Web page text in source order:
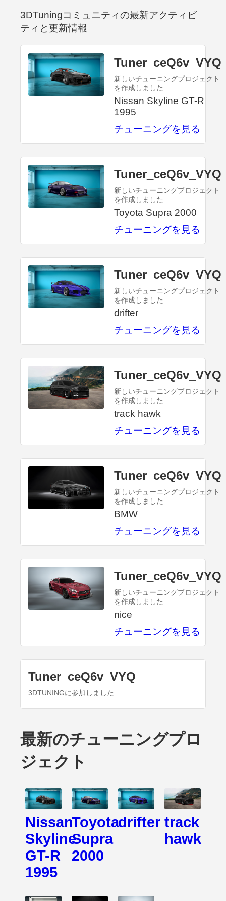
3DTuningコミュニティの最新アクティビ
ティと更新情報
Tuner_ceQ6v_VYQ
新しいチューニングプロジェクト
を作成しました
Nissan Skyline GT-R
1995
チューニングを見る
Tuner_ceQ6v_VYQ
新しいチューニングプロジェクト
を作成しました
Toyota Supra 2000
チューニングを見る
Tuner_ceQ6v_VYQ
新しいチューニングプロジェクト
を作成しました
drifter
チューニングを見る
Tuner_ceQ6v_VYQ
新しいチューニングプロジェクト
を作成しました
track hawk
チューニングを見る
Tuner_ceQ6v_VYQ
新しいチューニングプロジェクト
を作成しました
BMW
チューニングを見る
Tuner_ceQ6v_VYQ
新しいチューニングプロジェクト
を作成しました
nice
チューニングを見る
Tuner_ceQ6v_VYQ
3DTUNINGに参加しました
最新のチューニングプロ
ジェクト
Nissan
Skyline
GT-R
1995
Toyota
Supra
2000
drifter track
hawk